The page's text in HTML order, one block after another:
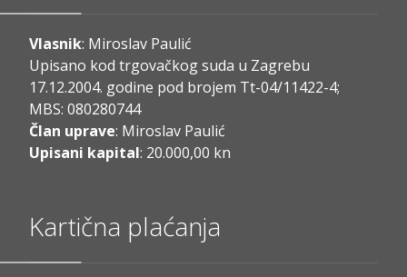
Vlasnik: Miroslav Paulić
Upisano kod trgovačkog suda u Zagrebu
17.12.2004. godine pod brojem Tt-04/11422-4;
MBS: 080280744
Član uprave: Miroslav Paulić
Upisani kapital: 20.000,00 kn
Kartična plaćanja